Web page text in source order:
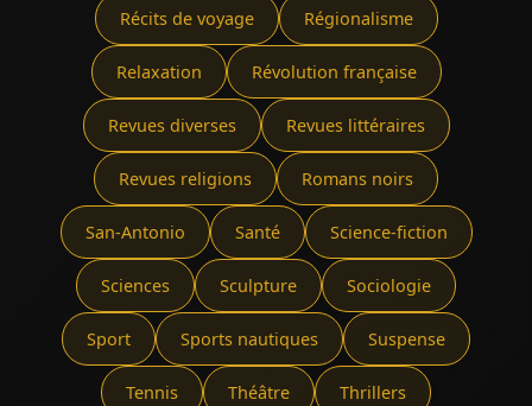
Récits de voyage Régionalisme
Relaxation Révolution française
Revues diverses Revues littéraires
Revues religions Romans noirs
San-Antonio Santé Science-fiction
Sciences Sculpture Sociologie
Sport Sports nautiques Suspense
Tennis Théâtre Thrillers